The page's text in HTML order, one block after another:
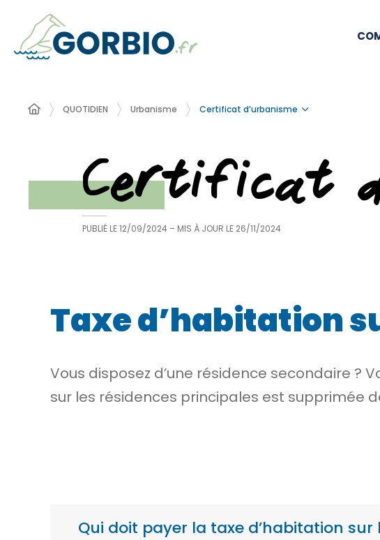
QUOTIDIEN Urbanisme Certificat d’urbanisme
Certificat
PUBLIÉ LE12/09/2024 – MIS À JOUR LE 26/11/2024
Taxe d’habitation
Vous disposez d’une résidence secondaire ?
sur les résidences principales est supprimée
Qui doit payer la taxe d’habitation sur